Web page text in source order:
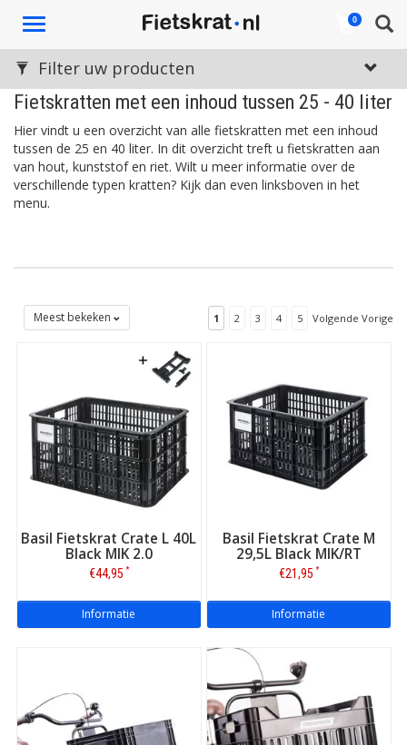
Toggle
0
Fietskratten met een inhoud tussen 25 - 40 liter
Hier vindt u een overzicht van alle fietskratten met een inhoud
tussen de 25 en 40 liter. In dit overzicht treft u fietskratten aan
van hout, kunststof en riet. Wilt u meer informatie over de
verschillende typen kratten? Kijk dan even linksboven in het
menu.
Filter uw producten
Meest bekeken 1 2 3 4 5 Volgende Vorige
Basil Fietskrat Crate L 40L
Black MIK 2.0
€44,95 *
Informatie
Basil Fietskrat Crate M
29,5L Black MIK/RT
€21,95 *
Informatie